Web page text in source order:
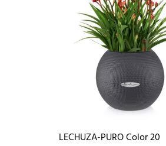
LECHUZA-PURO Color 20